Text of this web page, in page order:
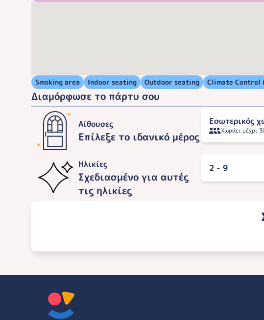
Smoking area Indoor seating Outdoor seating Climate Control
Διαμόρφωσε το πάρτυ σου
Αίθουσες
Επίλεξε το ιδανικό μέρος
Εσωτερικός
Χωράει μέχρι
Ηλικίες
Σχεδιασμένο για αυτές
τις ηλικίες
2 - 9